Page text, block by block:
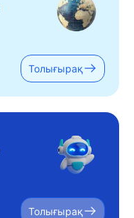
Толығырақ
Толығырақ